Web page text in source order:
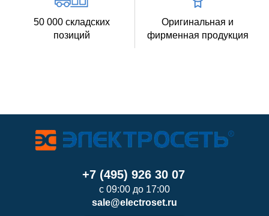
50 000 складских
позиций
Оригинальная и
фирменная продукция
+7 (495) 926 30 07
с 09:00 до 17:00
sale@electroset.ru